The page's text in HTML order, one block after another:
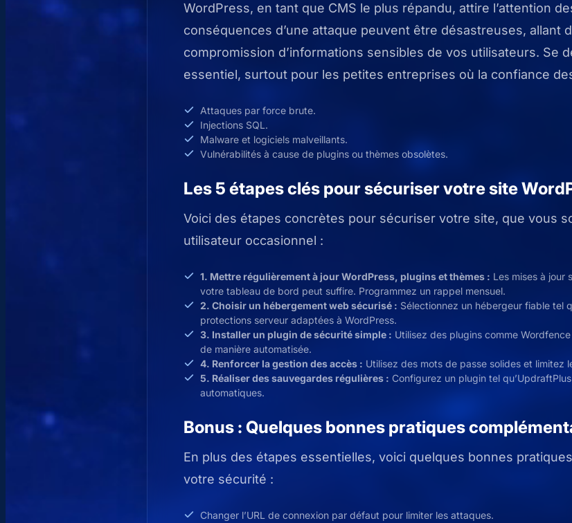
WordPress, en tant que CMS le plus répandu, attire l’attention
conséquences d’une attaque peuvent être désastreuses, allant
compromission d’informations sensibles de vos utilisateurs. Se
essentiel, surtout pour les petites entreprises où la confiance
Attaques par force brute.
Injections SQL.
Malware et logiciels malveillants.
Vulnérabilités à cause de plugins ou thèmes obsolètes.
Les 5 étapes clés pour sécuriser votre site
Voici des étapes concrètes pour sécuriser votre site, que vous
utilisateur occasionnel :
1. Mettre régulièrement à jour WordPress, plugins et thèmes : Les mises à jour
votre tableau de bord peut suffire. Programmez un rappel mensuel.
2. Choisir un hébergement web sécurisé : Sélectionnez un hébergeur fiable tel
protections serveur adaptées à WordPress.
3. Installer un plugin de sécurité simple : Utilisez des plugins comme
de manière automatisée.
4. Renforcer la gestion des accès : Utilisez des mots de passe solides et limitez
5. Réaliser des sauvegardes régulières : Configurez un plugin tel
automatiques.
Bonus : Quelques bonnes pratiques
En plus des étapes essentielles, voici quelques bonnes
votre sécurité :
Changer l’URL de connexion par défaut pour limiter les attaques.